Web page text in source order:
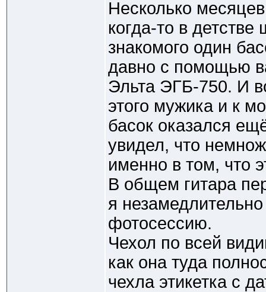
Несколько
когда-то в
знакомого один
давно с помощью
Эльта ЭГБ-750. И
этого мужика и к
басок оказался
увидел, что
именно в том, что
В общем гитара
я
фотосессию.
Чехол по всей
как она туда
чехла этикетка с